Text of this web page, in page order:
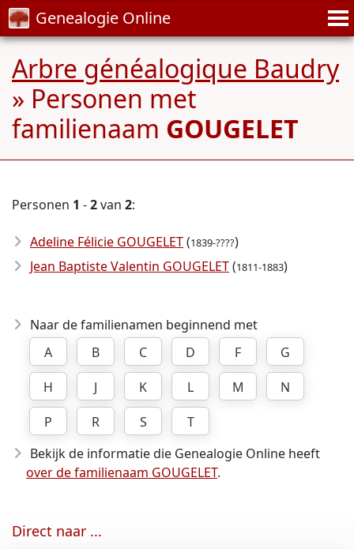
Genealogie Online
Arbre généalogique Baudry
» Personen met
familienaam GOUGELET
Personen 1 -2van 2:
Adeline Félicie GOUGELET(1839-????)
Jean Baptiste Valentin GOUGELET(1811-1883)
Naar de familienamen beginnend met
A
B C D F
G
H
J K L M
N
P
R S
T
Bekijk de informatie die Genealogie Online heeft
over de familienaam GOUGELET.
Direct naar ...